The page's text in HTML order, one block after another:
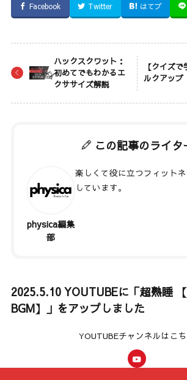
Facebook Twitter はてブ
ハックスクワット：
初めてでもわかるエ
クササイズ解説
【クイズ
ルクアップ
この記事のライタ
physica編集
部
楽しくて役に立つフィット
しています。
2025.5.10 YOUTUBEに「超熟睡
BGM】」をアップしました
YOUTUBEチャンネルはこ